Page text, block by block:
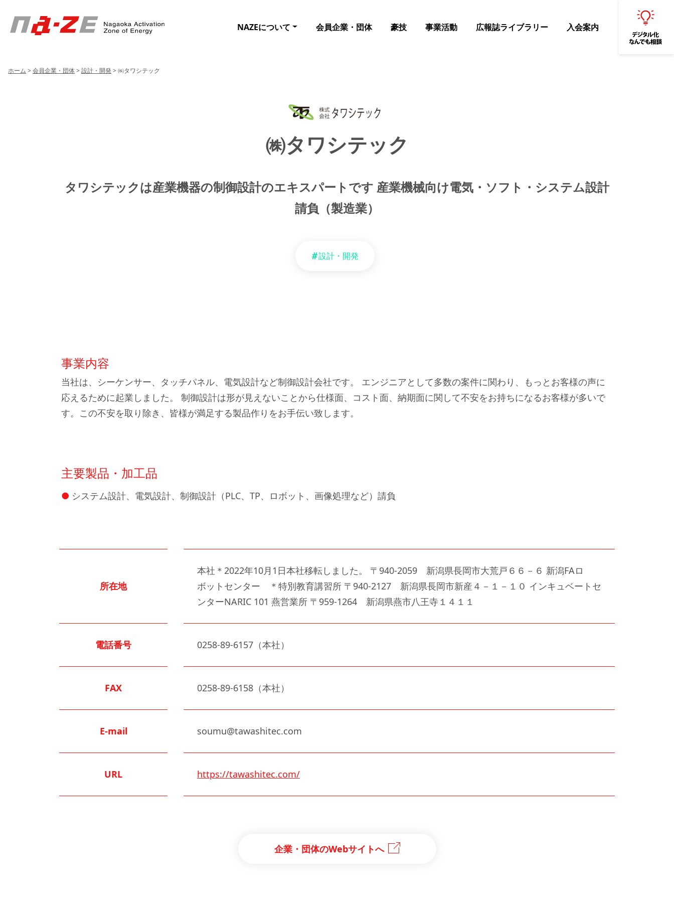
NAZEについて 会員企業・団体 豪技 事業活動 広報誌ライブラリー 入会案内
ホーム > 会員企業・団体> 設計・開発 > ㈱タワシテック
㈱タワシテック
タワシテックは産業機器の制御設計のエキスパートです 産業機械向け電気・ソフト・システム設計
請負（製造業）
設計・開発
事業内容
当社は、シーケンサー、タッチパネル、電気設計など制御設計会社です。 エンジニアとして多数の案件に関わり、もっとお客様の声に
応えるために起業しました。 制御設計は形が見えないことから仕様面、コスト面、納期面に関して不安をお持ちになるお客様が多いで
す。この不安を取り除き、皆様が満足する製品作りをお手伝い致します。
主要製品・加工品
システム設計、電気設計、制御設計（PLC、TP、ロボット、画像処理など）請負
所在地
本社＊2022年10月1日本社移転しました。 〒940-2059 新潟県長岡市大荒戸６６－６ 新潟FAロ
ボットセンター ＊特別教育講習所 〒940-2127 新潟県長岡市新産４－１－１０ インキュベートセ
ンターNARIC 101 燕営業所 〒959-1264 新潟県燕市八王寺１４１１
電話番号 0258-89-6157（本社）
FAX 0258-89-6158（本社）
E-mail soumu@tawashitec.com
URL https://tawashitec.com/
企業・団体のWebサイトへ